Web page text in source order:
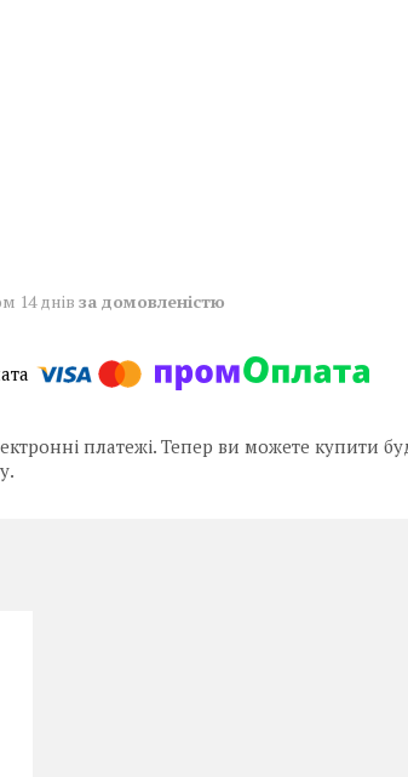
14 днів за домовленістю
платежі. Тепер ви можете купити